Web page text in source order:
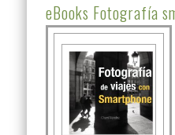
eBooks Fotografía